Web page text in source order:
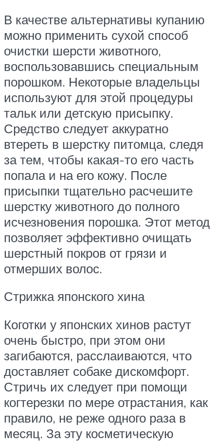
В качестве альтернативы купанию
можно применить сухой способ
очистки шерсти животного,
воспользовавшись специальным
порошком. Некоторые владельцы
используют для этой процедуры
тальк или детскую присыпку.
Средство следует аккуратно
втереть в шерстку питомца, следя
за тем, чтобы какая-то его часть
попала и на его кожу. После
присыпки тщательно расчешите
шерстку животного до полного
исчезновения порошка. Этот метод
позволяет эффективно очищать
шерстный покров от грязи и
отмерших волос.
Стрижка японского хина
Коготки у японских хинов растут
очень быстро, при этом они
загибаются, расслаиваются, что
доставляет собаке дискомфорт.
Стричь их следует при помощи
когтерезки по мере отрастания, как
правило, не реже одного раза в
месяц. За эту косметическую